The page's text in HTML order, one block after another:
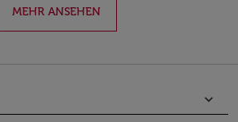
MEHR ANSEHEN
keyboard_arrow_down